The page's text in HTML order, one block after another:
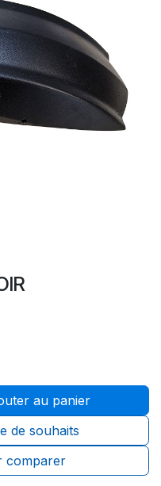
au panier
comparer
de souhaits